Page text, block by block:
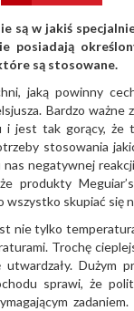
są w jakiś
są stosowane.
jaką powinny
Bardzo
i jest tak gorący,
stosowania
negatywnej
produkty
skupiać się
nie tylko
Trochę
Dużym
sprawi, że